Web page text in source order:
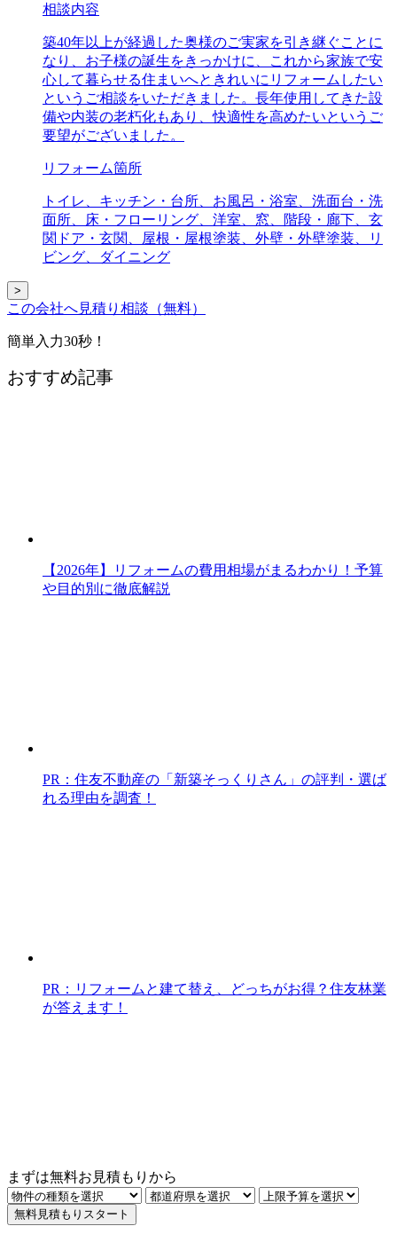
相談内容
築40年以上が経過した奥様のご実家を引き継ぐことに
なり、お子様の誕生をきっかけに、これから家族で安
心して暮らせる住まいへときれいにリフォームしたい
というご相談をいただきました。長年使用してきた設
備や内装の老朽化もあり、快適性を高めたいというご
要望がございました。
リフォーム箇所
トイレ、キッチン・台所、お風呂・浴室、洗面台・洗
面所、床・フローリング、洋室、窓、階段・廊下、玄
関ドア・玄関、屋根・屋根塗装、外壁・外壁塗装、リ
ビング、ダイニング
>
この会社へ見積り相談（無料）
簡単入力30秒！
おすすめ記事
【2026年】リフォームの費用相場がまるわかり！予算
や目的別に徹底解説
PR：住友不動産の「新築そっくりさん」の評判・選ば
れる理由を調査！
PR：リフォームと建て替え、どっちがお得？住友林業
が答えます！
まずは無料お見積もり から
無料見積もりスタート